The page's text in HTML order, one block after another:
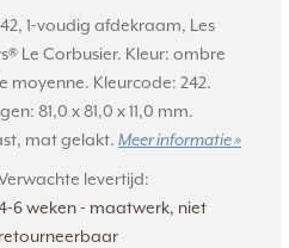
1-voudig afdekraam, Les
Le Corbusier. Kleur: ombre
moyenne. Kleurcode: 242.
81,0 x 81,0 x 11,0 mm.
mat gelakt. Meer informatie »
levertijd:
6 weken - maatwerk, niet
retourneerbaar